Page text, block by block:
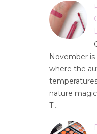
November
where the
nature
T...